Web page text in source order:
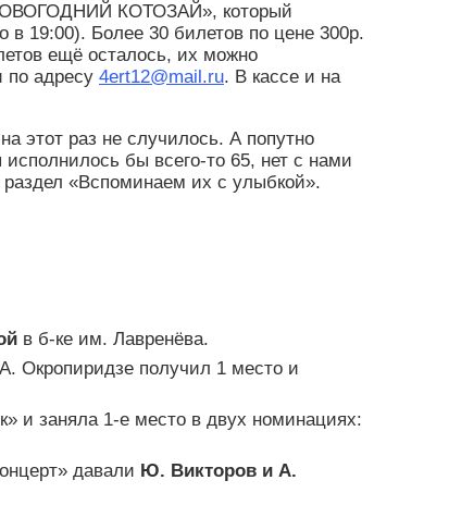
КОТОЗАЙ», который
19:00). Более 30 билетов по цене 300р.
ещё осталось, их можно
по адресу 4ert12@mail.ru. В кассе и на
этот раз не случилось. А попутно
бы всего-то 65, нет с нами
«Вспоминаем их с улыбкой».
в б-ке им. Лавренёва.
Окропиридзе получил 1 место и
и заняла 1-е место в двух номинациях:
давали Ю. Викторов и А.